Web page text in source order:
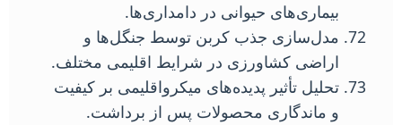
بیماری‌های حیوانی در دامداری‌ها.
مدل‌سازی جذب کربن توسط جنگل‌ها و
اراضی کشاورزی در شرایط اقلیمی مختلف.
تحلیل تأثیر پدیده‌های میکرواقلیمی بر کیفیت
و ماندگاری محصولات پس از برداشت.